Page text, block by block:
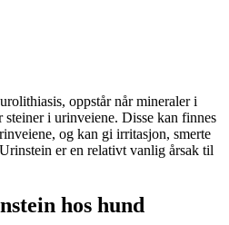
oppstår når mineraler i
i urinveiene. Disse kan finnes
og kan gi irritasjon, smerte
er en relativt vanlig årsak til
hos hund